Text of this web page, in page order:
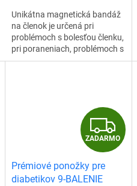
Unikátna magnetická bandáž
na členok je určená pri
problémoch s bolesťou členku,
pri poraneniach, problémoch s
achilovou šľachou a klenbou
Z
A
ZADARMO
Prémiové ponožky pre
diabetikov 9-BALENIE